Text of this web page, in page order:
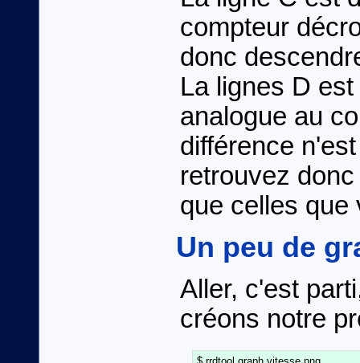
compteur
donc
La lignes D
analogue au
différence
retrouvez
que celles que
Un peu de
Aller, c'est
créons notre